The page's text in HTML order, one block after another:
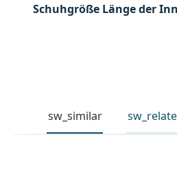
Schuhgröße Länge der
sw_similar